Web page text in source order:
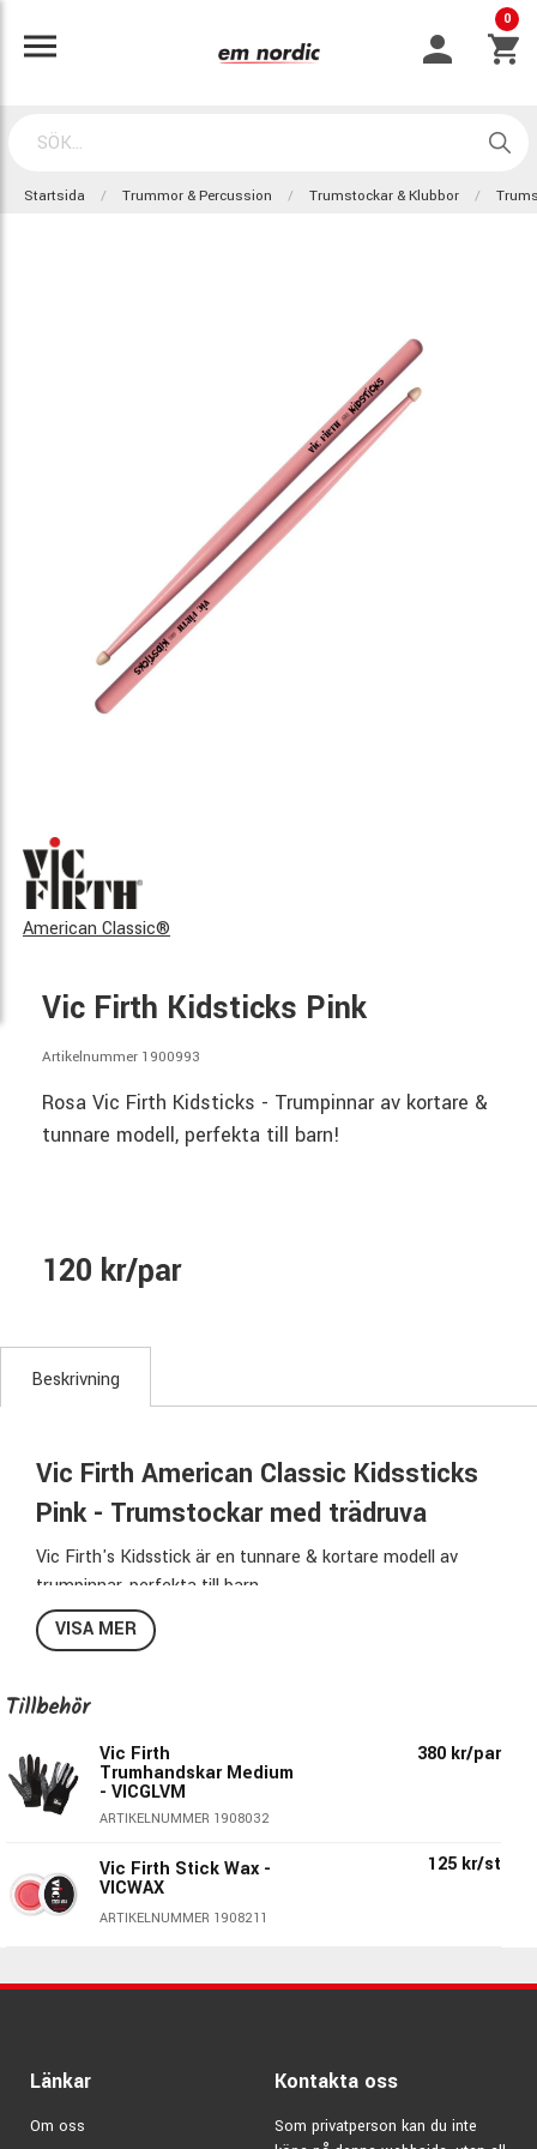
0
Startsida Trummor & Percussion Trumstockar & Klubbor
American Classic®
Vic Firth Kidsticks Pink
Artikelnummer 1900993
Rosa Vic Firth Kidsticks - Trumpinnar av kortare &
tunnare modell, perfekta till barn!
120 kr/par
Beskrivning
Vic Firth American Classic Kidssticks
Pink - Trumstockar med trädruva
Vic Firth's Kidsstick är en tunnare & kortare modell av
trumpinnar, perfekta till barn.
Kvalitén är exakt lika hög som på övriga Vic Firth's
sortiment så även om du är en erfaren trumslagre men vill
Pris per par.
Specifikationer Vic Firth Kidsticks Rosa:
Diameter:13,2mm
Längd:330,2mm
Material: Hickory
Färg:
Rosa (Pink)
Taper:Long
Modellen ingår i serien: American
Classic
VISA MER
Tillbehör
Vic Firth
Trumhandskar Medium
- VICGLVM
ARTIKELNUMMER 1908032
380 kr/par
Vic Firth Stick Wax -
VICWAX
ARTIKELNUMMER 1908211
125 kr/st
Länkar
Om oss
Kontakta oss
Som privatperson kan du inte